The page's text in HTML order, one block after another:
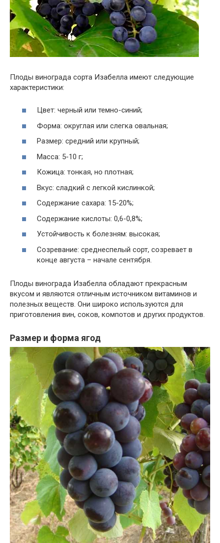
Плоды винограда сорта Изабелла имеют следующие
характеристики:
Цвет: черный или темно-синий;
Форма: округлая или слегка овальная;
Размер: средний или крупный;
Масса: 5-10 г;
Кожица: тонкая, но плотная;
Вкус: сладкий с легкой кислинкой;
Содержание сахара: 15-20%;
Содержание кислоты: 0,6-0,8%;
Устойчивость к болезням: высокая;
Созревание: среднеспелый сорт, созревает в
конце августа – начале сентября.
Плоды винограда Изабелла обладают прекрасным
вкусом и являются отличным источником витаминов и
полезных веществ. Они широко используются для
приготовления вин, соков, компотов и других продуктов.
Размер и форма ягод